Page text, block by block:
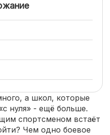
а школ, которые
нуля» - ещё больше.
спортсменом встаёт
Чем одно боевое